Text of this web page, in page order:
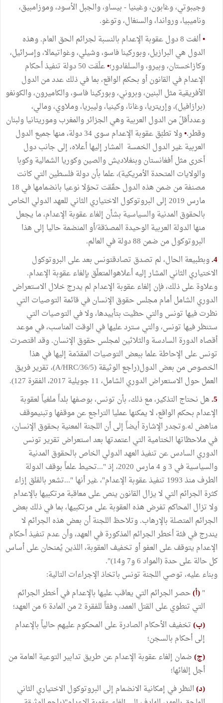
وجيبوتي، وغابون، وغينيا - بيساو، والجبل الأسود، وموزامبيق،
وناميبيا، ورواندا، والسنغال، وتوغو.
•
ألغت 8 دول عقوبة الإعدام بالنسبة لجرائم الحق العام. وهذه
الدول هي البرازيل، وبوركينا فاسو، وشيلي، وغواتيمالا، وإسرائيل،
وكازاخستان، وبيرو، والسلفادور؛•
علّقت 50 دولة تنفيذ أحكام
الإعدام في القانون أو بحكم الواقع، بما في ذلك عدد من الدول
الأفريقية مثل البنين، وبروني، وبوركينا فاسو، والكاميرون، والكونغو
(برازافيل)، وإريتريا، وغانا، وكينيا، وليبريا، وملاوي، ومالي،
وعددأقلّ من الدول العربية وهي الجزائر والمغرب وموريتانيا ولبنان
وقطر.•
ولا تطبّق عقوبة الإعدام سوى 34 دولة، منها جميع الدول
العربية غير الدول الخمسة المشار إليها أعلاه، إلى جانب دول
أخرى مثل أفغانستان وبنغلاديش والصين وكوريا الشمالية وكوبا
والولايات المتحدة الأمريكية)، علما بأن دولة فلسطين التي كانت
مصنفة من ضمن هذه الدول حقّقت تحوّلا نوعيا بانضمامها في 18
مارس 2019 إلى البروتوكول الاختياري الثاني للعهد الدولي الخاص
بالحقوق المدنية والسياسية بشأن إلغاء عقوبة الإعدام، ما يجعل
منها الدولة العربية الوحيدة المصدّقة/أو المنضمة حاليا إلى هذا
البروتوكول من ضمن 88 دولة في العالم.
4. وبطبيعة الحال، لم تصدق تصادقتونس بعد على البروتوكول
الاختياري الثاني المشار إليه أعلاهوالمتعلّق بإلغاء عقوبة الإعدام.
وعلاوة على ذلك، فإن إلغاء عقوبة الإعدام لم يدرج خلال الاستعراض
الدوري الشامل أمام مجلس حقوق الإنسان في قائمة التوصيات التي
نظرت فيها تونس والتي حظيت بتأييدها، ولا في التوصيات التي
ستنظر فيها تونس، والتي سترد عليها في الوقت المناسب، في موعد
أقصاه الدورة السادسة والثلاثين لمجلس حقوق الإنسان. وقد اقتصرت
تونس على الإحاطة علما ببعض التوصيات المقدّمة إليها في هذا
الخصوص من بعض الدول(راجع الوثيقة (A/HRC/36/5)، تقرير فريق
العمل حول الاستعراض الدوري الشامل، 11 جويلية 2017، الفقرة 127).
5. هل نحتاج التذكير، مع ذلك، بأن تونس، بوصفها بلداً ملغياً لعقوبة
الإعدام بحكم الواقع، لا يمكنها عمليا التراجع عن موقفها وتبنيموقف
مناهض له.وتجدر الإشارة أيضاً إلى أن اللجنة المعنية بحقوق الإنسان،
في ملاحظاتها الختامية التي اعتمدتها بعد استعراض تقرير تونس
الدوري السادس عن تنفيذ العهد الدولي الخاص بالحقوق المدنية
والسياسية في 3 و 4 مارس 2020، إذ "...تحيط علماً بوقف الدولة
الطرف منذ 1993 تنفيذ عقوبة الإعدام"، غير أنها "...تشعر بالقلق إزاء
كثرة الجرائم التي لا يزال القانون ينص على معاقبة مرتكبيها بالإعدام
ولا تزال المحاكم تفرض هذه العقوبة على مرتكبيها، بما في ذلك بعض
الجرائم المتصلة بالإرهاب. وتلاحظ اللجنة أن بعض هذه الجرائم لا
يندرج في فئة أخطر الجرائم المذكورة في العهد، وأن عدم تنفيذ أحكام
الإعدام يتوقف على العفو أو تخفيف العقوبة، اللذين يُمنحان على أساس
كل حالة على حدة (المواد 6 و7 و14)".
وبناء عليه، توصي اللجنة تونس باتخاذ الإجراءات التالية:
"(أ)حصر الجرائم التي يعاقب عليها بالإعدام في أخطر الجرائم
التي تنطوي على القتل العمد، وفقاً للفقرة 2 من المادة 6 من العهد؛
(ب)تخفيف الأحكام الصادرة على المحكوم عليهم حالياً بالإعدام
إلى أحكام بالسجن؛
(ج)ضمان إلغاء عقوبة الإعدام عن طريق تدابير التوعية العامة من
أجل إلغائها؛
(د)النظر في إمكانية الانضمام إلى البروتوكول الاختياري الثاني